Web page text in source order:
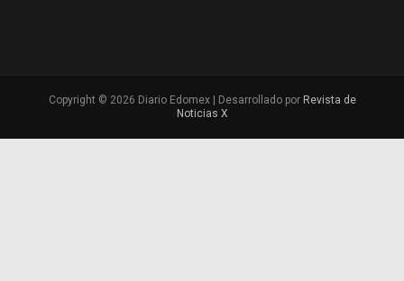
Copyright © 2026 Diario Edomex | Desarrollado por Revista de
Noticias X